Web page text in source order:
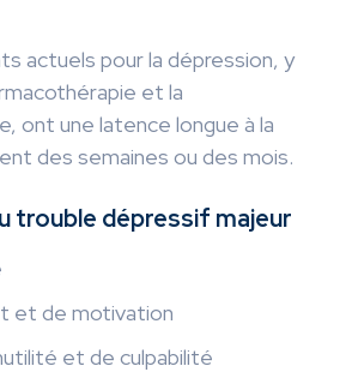
actuels pour la dépression, y
et la
ont une latence longue à la
des semaines ou des mois.
trouble dépressif majeur
et de motivation
et de culpabilité